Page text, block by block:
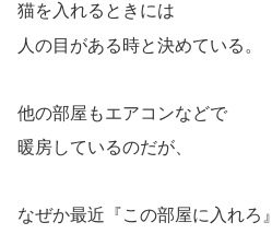
猫を入れるときには
人の目がある時と決めている。
他の部屋もエアコンなどで
暖房しているのだが、
なぜか最近『この部屋に入れろ』